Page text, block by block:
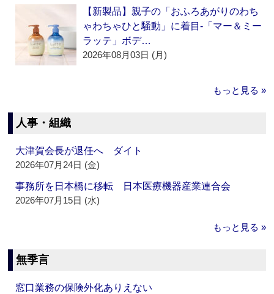
【新製品】親子の「おふろあがりのわち
ゃわちゃひと騒動」に着目‐「マー＆ミー
ラッテ」ボデ…
2026年08月03日 (月)
もっと見る »
人事・組織
大津賀会長が退任へ ダイト
2026年07月24日 (金)
事務所を日本橋に移転 日本医療機器産業連合会
2026年07月15日 (水)
もっと見る »
無季言
窓口業務の保険外化ありえない